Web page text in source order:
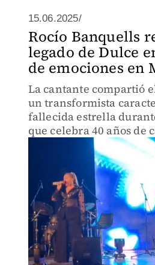
15.06.2025/
Rocío Banquells
legado de Dulce
de emociones en
La cantante compartió
un transformista
fallecida estrella
que celebra 40 años de